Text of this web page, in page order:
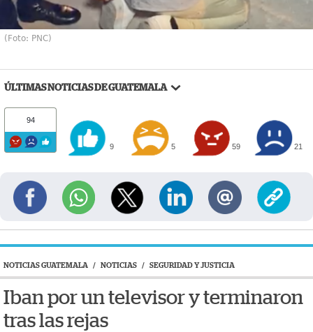
(Foto: PNC)
ÚLTIMAS NOTICIAS DE GUATEMALA
94
9 5 59 21
NOTICIAS GUATEMALA / NOTICIAS / SEGURIDAD Y JUSTICIA
Iban por un televisor y terminaron
tras las rejas